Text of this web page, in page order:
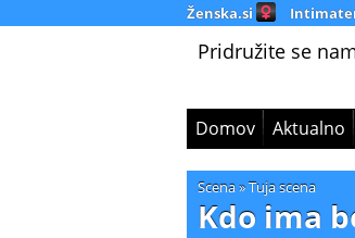
Ženska.si
Pridružite se
Domov Aktualno
Scena»Tuja scena
Kdo ima